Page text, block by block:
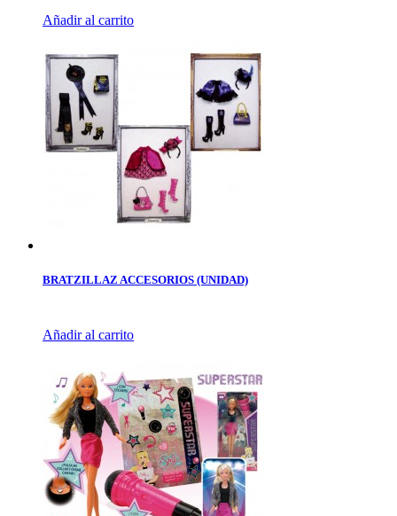
Añadir al carrito
BRATZILLAZ ACCESORIOS (UNIDAD)
Añadir al carrito